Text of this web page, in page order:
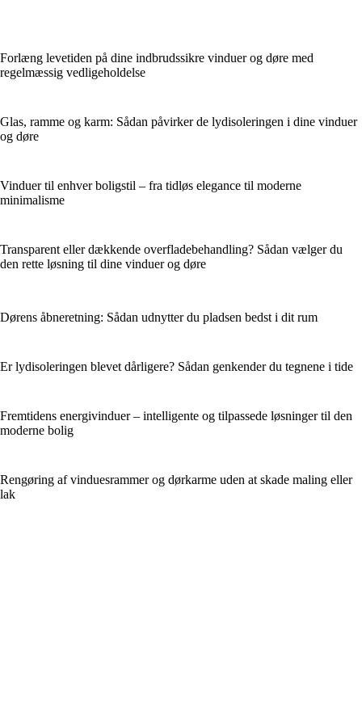
Forlæng levetiden på dine indbrudssikre vinduer og døre med
regelmæssig vedligeholdelse
Glas, ramme og karm: Sådan påvirker de lydisoleringen i dine vinduer
og døre
Vinduer til enhver boligstil – fra tidløs elegance til moderne
minimalisme
Transparent eller dækkende overfladebehandling? Sådan vælger du
den rette løsning til dine vinduer og døre
Dørens åbneretning: Sådan udnytter du pladsen bedst i dit rum
Er lydisoleringen blevet dårligere? Sådan genkender du tegnene i tide
Fremtidens energivinduer – intelligente og tilpassede løsninger til den
moderne bolig
Rengøring af vinduesrammer og dørkarme uden at skade maling eller
lak